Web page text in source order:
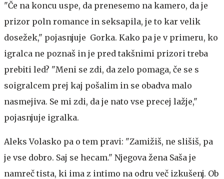
"Če na koncu uspe, da prenesemo na kamero, da je
prizor poln romance in seksapila, je to kar velik
dosežek," pojasnjuje Gorka. Kako pa je v primeru, ko
igralca ne poznaš in je pred takšnimi prizori treba
prebiti led? "Meni se zdi, da zelo pomaga, če se s
soigralcem prej kaj pošalim in se obadva malo
nasmejiva. Se mi zdi, da je nato vse precej lažje,"
pojasnjuje igralka.
Aleks Volasko pa o tem pravi: "Zamižiš, ne slišiš, pa
je vse dobro. Saj se hecam." Njegova žena Saša je
namreč tista, ki ima z intimo na odru več izkušenj. Ob